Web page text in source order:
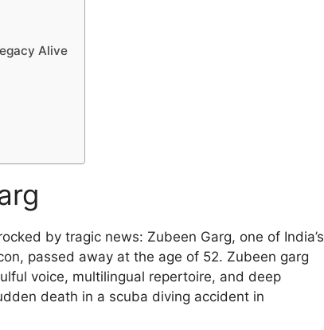
Alive
by tragic news: Zubeen Garg, one of India’s
passed away at the age of 52. Zubeen garg
voice, multilingual repertoire, and deep
death in a scuba diving accident in